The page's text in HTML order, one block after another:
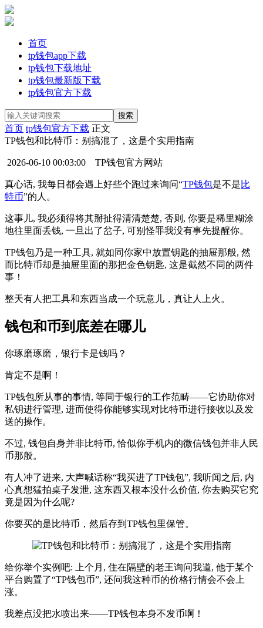
首页
tp钱包app下载
tp钱包下载地址
tp钱包最新版下载
tp钱包官方下载
首页 tp钱包官方下载 正文
TP钱包和比特币：别搞混了，这是个实用指南
2026-06-10 00:03:00 TP钱包官方网站
真心话, 我每日都会遇上好些个跑过来询问“TP钱包是不是比
特币”的人。
这事儿, 我必须得将其掰扯得清清楚楚, 否则, 你要是稀里糊涂
地往里面丢钱, 一旦出了岔子, 可别怪罪我没有事先提醒你。
TP钱包乃是一种工具, 就如同你家中放置钥匙的抽屉那般, 然
而比特币却是抽屉里面的那把金色钥匙, 这是截然不同的两件
事！
整天有人把工具和东西当成一个玩意儿，真让人上火。
钱包和币到底差在哪儿
你琢磨琢磨，银行卡是钱吗？
肯定不是啊！
TP钱包所从事的事情, 等同于银行的工作范畴——它协助你对
私钥进行管理, 进而使得你能够实现对比特币进行接收以及发
送的操作。
不过, 钱包自身并非比特币, 恰似你手机内的微信钱包并非人民
币那般。
有人冲了进来, 大声喊话称“我买进了TP钱包”, 我听闻之后, 内
心真想猛拍桌子发泄, 这东西又根本没什么价值, 你去购买它究
竟是因为什么呢?
你要买的是比特币，然后存到TP钱包里保管。
给你举个实例吧: 上个月, 住在隔壁的老王询问我道, 他于某个
平台购置了“TP钱包币”, 还问我这种币的价格行情会不会上
涨。
我差点没把水喷出来——TP钱包本身不发币啊！